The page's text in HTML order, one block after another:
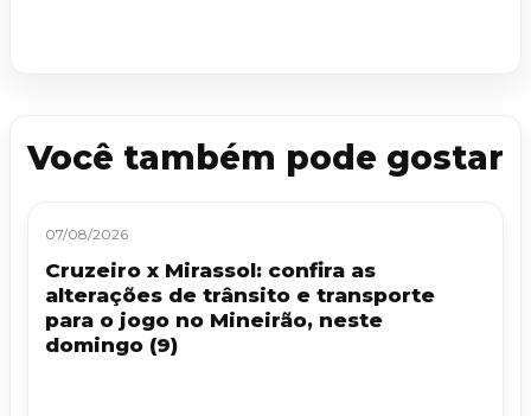
Você também pode gostar
07/08/2026
Cruzeiro x Mirassol: confira as
alterações de trânsito e transporte
para o jogo no Mineirão, neste
domingo (9)